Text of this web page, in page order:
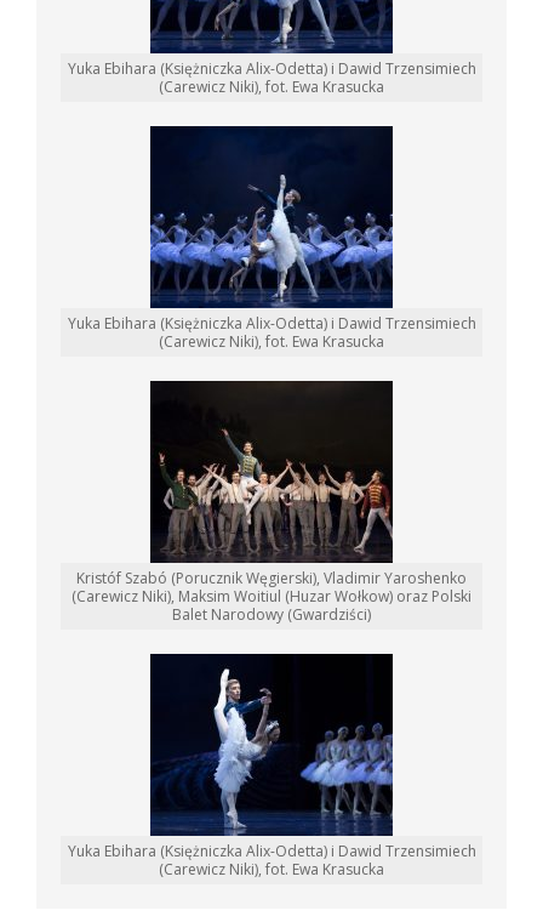
Yuka Ebihara (Księżniczka Alix-Odetta) i Dawid Trzensimiech
(Carewicz Niki), fot. Ewa Krasucka
Yuka Ebihara (Księżniczka Alix-Odetta) i Dawid Trzensimiech
(Carewicz Niki), fot. Ewa Krasucka
Kristóf Szabó (Porucznik Węgierski), Vladimir Yaroshenko
(Carewicz Niki), Maksim Woitiul (Huzar Wołkow) oraz Polski
Balet Narodowy (Gwardziści)
Yuka Ebihara (Księżniczka Alix-Odetta) i Dawid Trzensimiech
(Carewicz Niki), fot. Ewa Krasucka